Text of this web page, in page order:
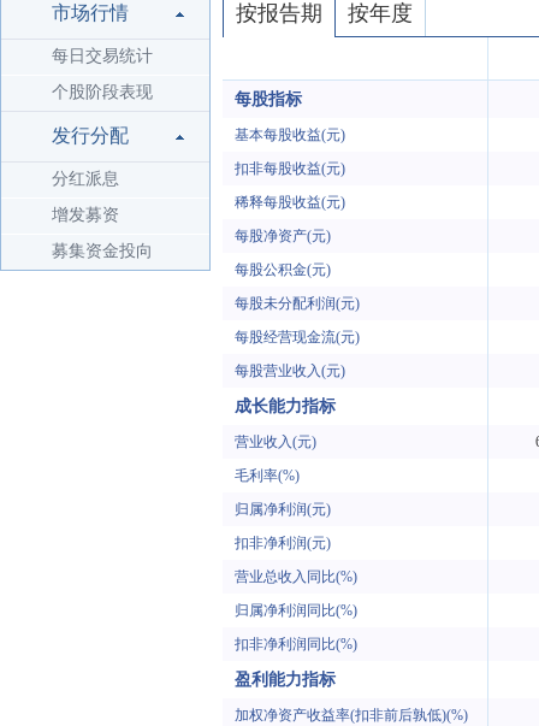
市场行情
每日交易统计
个股阶段表现
发行分配
分红派息
增发募资
募集资金投向
按报告期 按年度
每股指标
基本每股收益(元)
扣非每股收益(元)
稀释每股收益(元)
每股净资产(元)
每股公积金(元)
每股未分配利润(元)
每股经营现金流(元)
每股营业收入(元)
成长能力指标
营业收入(元)
毛利率(%)
归属净利润(元)
扣非净利润(元)
营业总收入同比(%)
归属净利润同比(%)
扣非净利润同比(%)
盈利能力指标
加权净资产收益率(扣非前后孰低)(%)